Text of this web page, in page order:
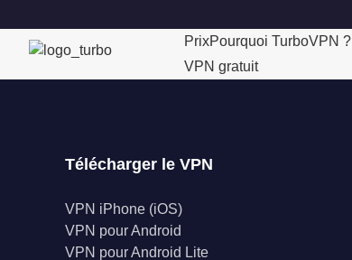
PrixPourquoi TurboVPN ?
VPN gratuit
Télécharger le VPN
VPN iPhone (iOS)
VPN pour Android
VPN pour Android Lite